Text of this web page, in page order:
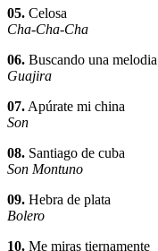
05. Celosa
Cha-Cha-Cha
06. Buscando una melodia
Guajira
07.Apúrate mi china
Son
08. Santiago de cuba
Son Montuno
09. Hebra de plata
Bolero
10. Me miras tiernamente